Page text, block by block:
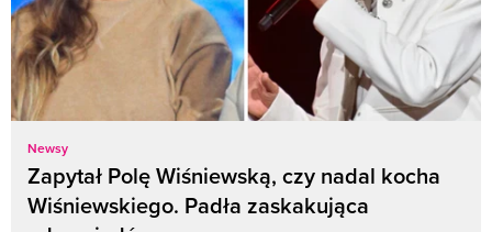
Newsy
Zapytał Polę Wiśniewską, czy nadal kocha
Wiśniewskiego. Padła zaskakująca